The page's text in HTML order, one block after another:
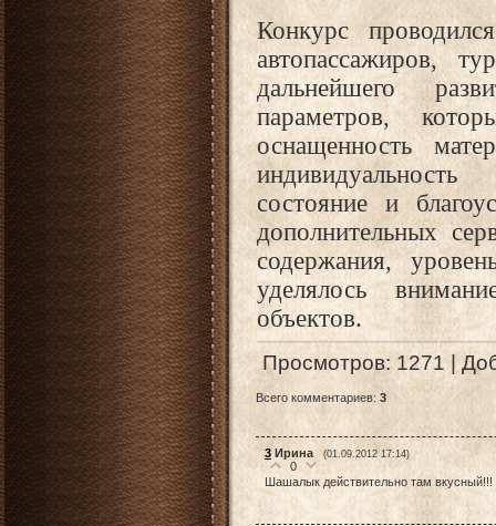
Конкурс
автопассажиров,
дальнейшего
параметров,
оснащенность
состояние и
дополнительных
содержания,
уделялось
объектов.
Просмотров: 1271 |
Всего комментариев: 3
3 Ирина (01.09.2012 17:14)
0
Шашалык действительно там вкусный!!!